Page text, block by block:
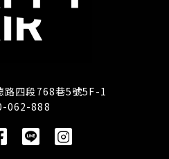
路四段768巷5號5F-1
062-888